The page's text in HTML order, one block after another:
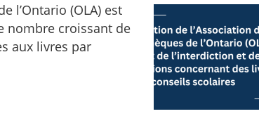
l’Ontario (OLA) est
nombre croissant de
aux livres par